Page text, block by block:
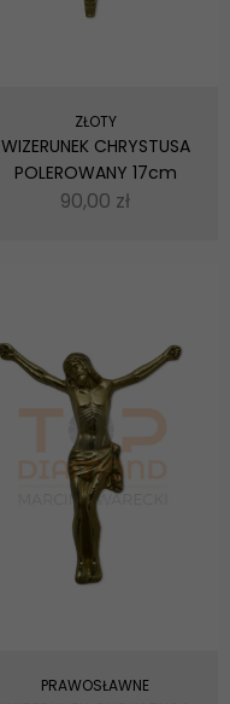
ZŁOTY
WIZERUNEK CHRYSTUSA
POLEROWANY 17cm
90,00 zł
PRAWOSŁAWNE